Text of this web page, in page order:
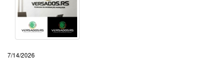
7/14/2026